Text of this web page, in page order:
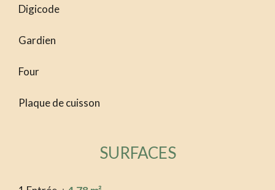
Digicode
Gardien
Four
Plaque de cuisson
SURFACES